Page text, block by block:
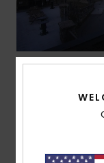
Barèges la